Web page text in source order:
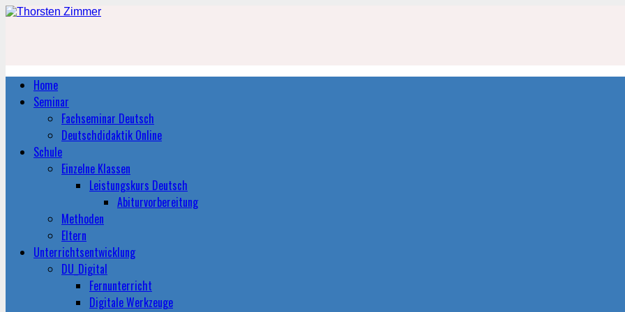
Home
Seminar
Fachseminar Deutsch
Deutschdidaktik Online
Schule
Einzelne Klassen
Leistungskurs Deutsch
Abiturvorbereitung
Methoden
Eltern
Unterrichtsentwicklung
DU_Digital
Fernunterricht
Digitale Werkzeuge